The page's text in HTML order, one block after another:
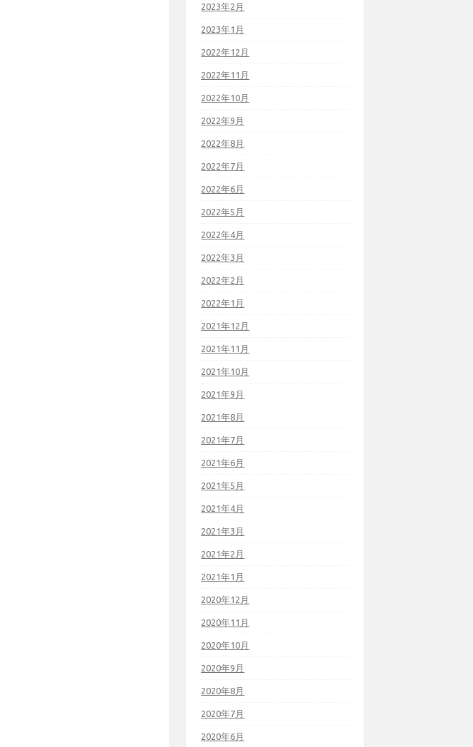
2023年2月
2023年1月
2022年12月
2022年11月
2022年10月
2022年9月
2022年8月
2022年7月
2022年6月
2022年5月
2022年4月
2022年3月
2022年2月
2022年1月
2021年12月
2021年11月
2021年10月
2021年9月
2021年8月
2021年7月
2021年6月
2021年5月
2021年4月
2021年3月
2021年2月
2021年1月
2020年12月
2020年11月
2020年10月
2020年9月
2020年8月
2020年7月
2020年6月